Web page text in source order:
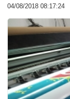
04/08/2018 08:17:24